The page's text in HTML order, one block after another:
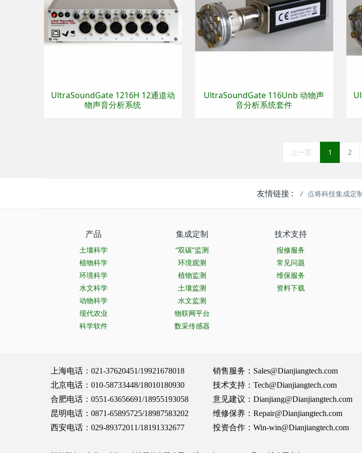
UltraSoundGate 1216H 12通道动
物声音分析系统
UltraSoundGate 116Unb 动物声
音分析系统套件
上一页 1 2
友情链接 : 点将科技集成定
产品
土壤科学
植物科学
环境科学
水文科学
动物科学
现代农业
科学软件
集成定制
“双碳”监测
环境观测
植物监测
土壤监测
水文监测
物联网平台
数采传感器
技术支持
报修服务
常见问题
维保服务
资料下载
上海电话：021-37620451/19921678018 销售服务：Sales@Dianjiangtech.com
北京电话：010-58733448/18010180930 技术支持：Tech@Dianjiangtech.com
合肥电话：0551-63656691/18955193058 意见建议：Dianjiang@Dianjiangtech.com
昆明电话：0871-65895725/18987583202 维修保养：Repair@Dianjiangtech.com
西安电话：029-89372011/18191332677 投资合作：Win-win@Dianjiangtech.com